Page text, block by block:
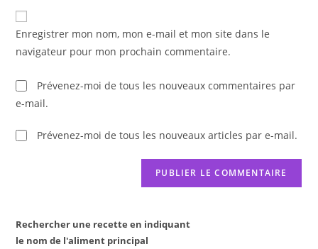
comment
de
votre
(facultatif)
Enregistrer mon nom, mon e-mail et mon site dans le
navigateur pour mon prochain commentaire.
Prévenez-moi de tous les nouveaux commentaires par
e-mail.
Prévenez-moi de tous les nouveaux articles par e-mail.
Rechercher une recette en indiquant
le nom de l'aliment principal